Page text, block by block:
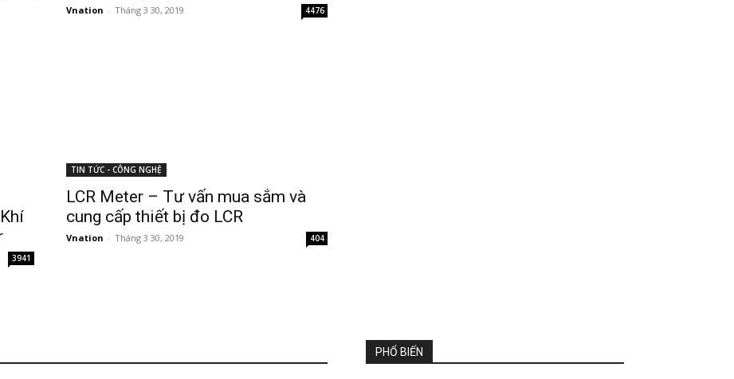
Vnation - Tháng 3 30, 2019 4476
3941
TIN TỨC - CÔNG NGHỆ
LCR Meter – Tư vấn mua sắm và
cung cấp thiết bị đo LCR
Vnation - Tháng 3 30, 2019 404
PHỔ BIẾN